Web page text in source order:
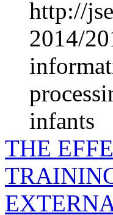
http://
2014/
infants
THE